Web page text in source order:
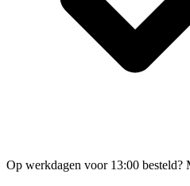
Op werkdagen voor 13:00 besteld?